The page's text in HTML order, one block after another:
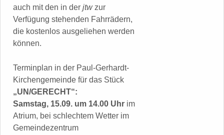
auch mit den in der jtwzur
Verfügung stehenden Fahrrädern,
die kostenlos ausgeliehen werden
können.
Terminplan in der Paul-Gerhardt-
Kirchengemeinde für das Stück
„UN/GERECHT“:
Samstag, 15.09. um 14.00 Uhr im
Atrium, bei schlechtem Wetter im
Gemeindezentrum